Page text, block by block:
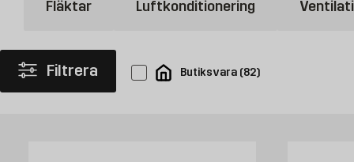
om. En bra ventilationsfläkt kan även innebära bättre luft att andas
Fläktar Luftkonditionering
Filtrera Butiksvara (82)